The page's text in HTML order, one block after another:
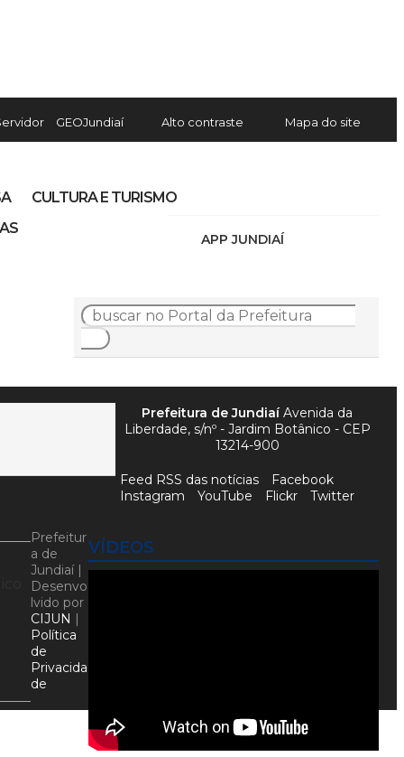
GEOJundiaí Alto contraste Mapa do site
APP JUNDIAÍ
CULTURA E TURISMO
VÍDEOS
Prefeitura de JundiaíAvenida da
Liberdade, s/nº - Jardim Botânico - CEP
13214-900
Feed RSS das notícias
Facebook
Instagram
YouTube Flickr Twitter
Prefeitur
a de
Jundiaí |
Desenvo
lvido por
CIJUN |
Política
de
Privacida
de